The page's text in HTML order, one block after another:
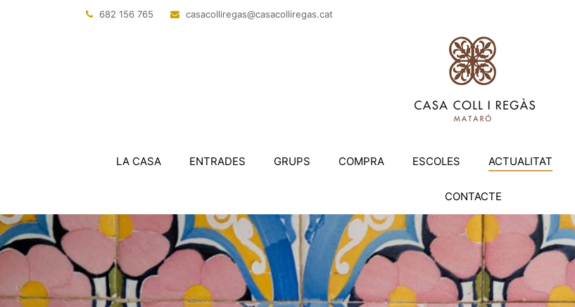
682 156 765 tac.sagerillocasac
@sagerillocasac
LA CASA ENTRADES GRUPS COMPRA ESCOLES ACTUALITAT
CONTACTE